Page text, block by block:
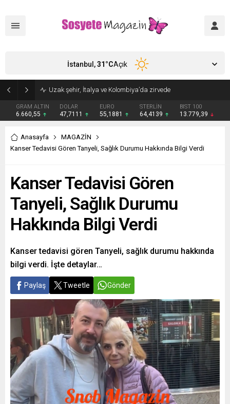
GRAM ALTIN
6.660,55
DOLAR
47,7111
EURO
55,1881
STERLİN
64,4139
BIST 100
13.779,39
İstanbul,31°CAçık
Anasayfa
MAGAZİN
Kanser Tedavisi Gören Tanyeli, Sağlık Durumu Hakkında Bilgi Verdi
Kanser Tedavisi Gören
Tanyeli, Sağlık Durumu
Hakkında Bilgi Verdi
Kanser tedavisi gören Tanyeli, sağlık durumu hakkında
bilgi verdi. İşte detaylar…
Paylaş Tweetle Gönder